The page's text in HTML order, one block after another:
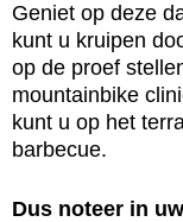
Geniet op deze
kunt u kruipen
op de proef
mountainbike
kunt u op het
barbecue.
Dus noteer in